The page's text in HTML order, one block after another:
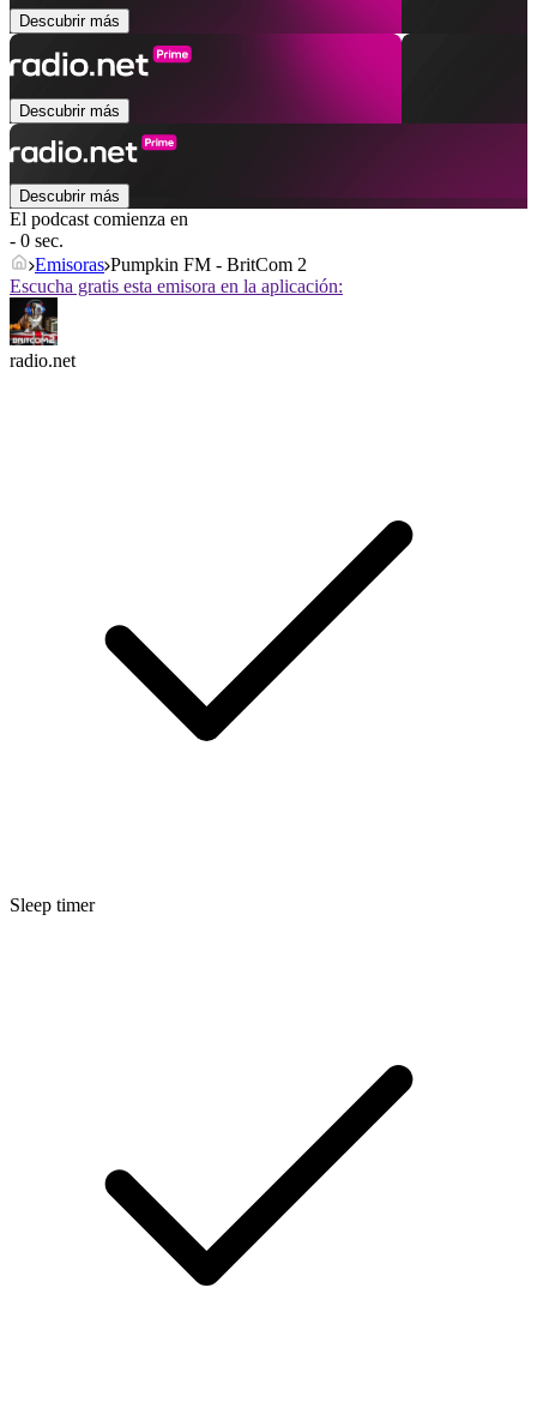
Descubrir más
Descubrir más
Descubrir más
El podcast comienza en
- 0 sec.
Emisoras Pumpkin FM - BritCom 2
Escucha gratis esta emisora en la aplicación:
radio.net
Sleep timer